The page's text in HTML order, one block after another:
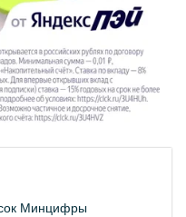
Минцифры